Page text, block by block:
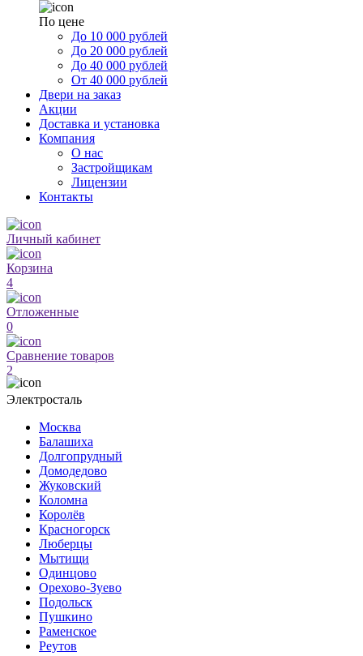
По цене
До 10 000 рублей
До 20 000 рублей
До 40 000 рублей
От 40 000 рублей
Двери на заказ
Акции
Доставка и установка
Компания
О нас
Застройщикам
Лицензии
Контакты
Личный кабинет
Корзина
4
Отложенные
0
Сравнение товаров
2
Электросталь
Москва
Балашиха
Долгопрудный
Домодедово
Жуковский
Коломна
Королёв
Красногорск
Люберцы
Мытищи
Одинцово
Орехово-Зуево
Подольск
Пушкино
Раменское
Реутов